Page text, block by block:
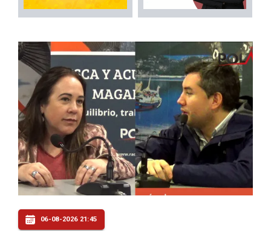
06-08-2026 21:45